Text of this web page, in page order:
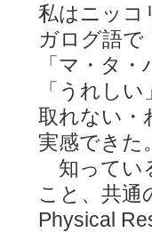
私はニッコ
ガログ語
「マ・タ
「うれし
取れない・
実感できた
知ってい
こと、共通
Physical